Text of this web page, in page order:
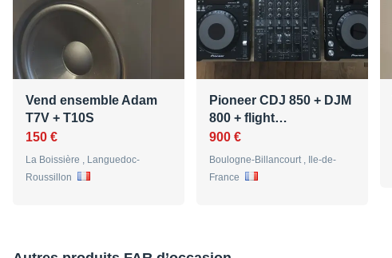
Vend ensemble Adam
T7V + T10S
150 €
La Boissière , Languedoc-
Roussillon
Pioneer CDJ 850 + DJM
800 + flight…
900 €
Boulogne-Billancourt , Ile-de-
France